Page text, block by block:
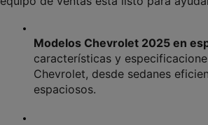
Modelos Chevrolet 2025 en
características y
Chevrolet, desde sedanes
espaciosos.